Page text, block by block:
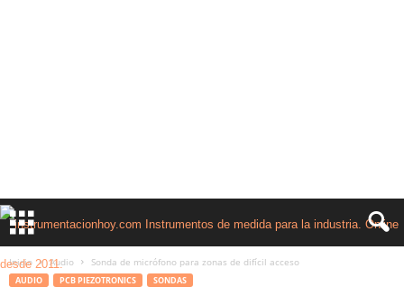
Inicio Audio Sonda de micrófono para zonas de difícil acceso
AUDIO PCB PIEZOTRONICS SONDAS